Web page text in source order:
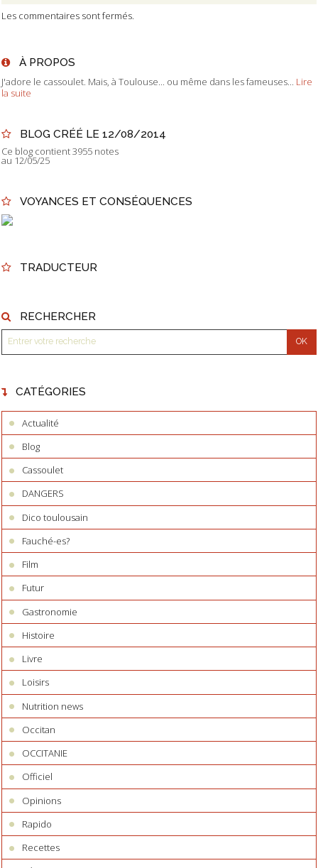
Les commentaires sont fermés.
À PROPOS
J'adore le cassoulet. Mais, à Toulouse... ou même dans les fameuses...
Lire
la suite
BLOG CRÉÉ LE 12/08/2014
Ce blog contient 3955 notes
au 12/05/25
VOYANCES ET CONSÉQUENCES
TRADUCTEUR
RECHERCHER
CATÉGORIES
Actualité
Blog
Cassoulet
DANGERS
Dico toulousain
Fauché-es?
Film
Futur
Gastronomie
Histoire
Livre
Loisirs
Nutrition news
Occitan
OCCITANIE
Officiel
Opinions
Rapido
Recettes